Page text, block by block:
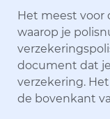
Het meest voor
waarop je
document dat
verzekering.
de bovenkant